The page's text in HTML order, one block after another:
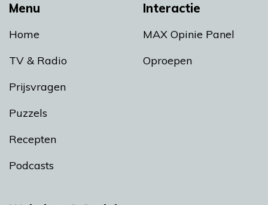
Menu
Home
TV & Radio
Prijsvragen
Puzzels
Recepten
Podcasts
Interactie
MAX Opinie Panel
Oproepen